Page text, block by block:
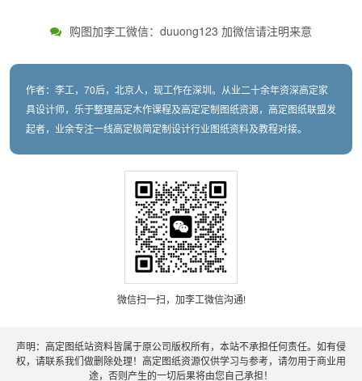
购图加李工微信：duuong123 加微信请注明来意
作者：李工，70后，北京人，现工作在深圳。从业二十余年资深高定家
具设计师，乐于整理高定木作课程及高定定制图纸资源，高定图纸联盟发
起者，业余专注一线高定极简定制设计行业图纸资料及教程对接。
微信扫一扫，加李工微信沟通!
声明：高定图纸站资料皆属于原公司版权所有，本站不承担任何责任。如有侵
权，请联系我们做删除处理！高定图纸资源仅供学习与参考，请勿用于商业用
途，否则产生的一切后果将由您自己承担！